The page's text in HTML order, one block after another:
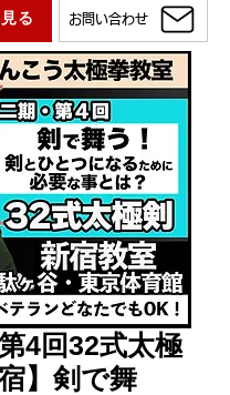
お問い合わせ
る
4回32式太極
】剣で舞